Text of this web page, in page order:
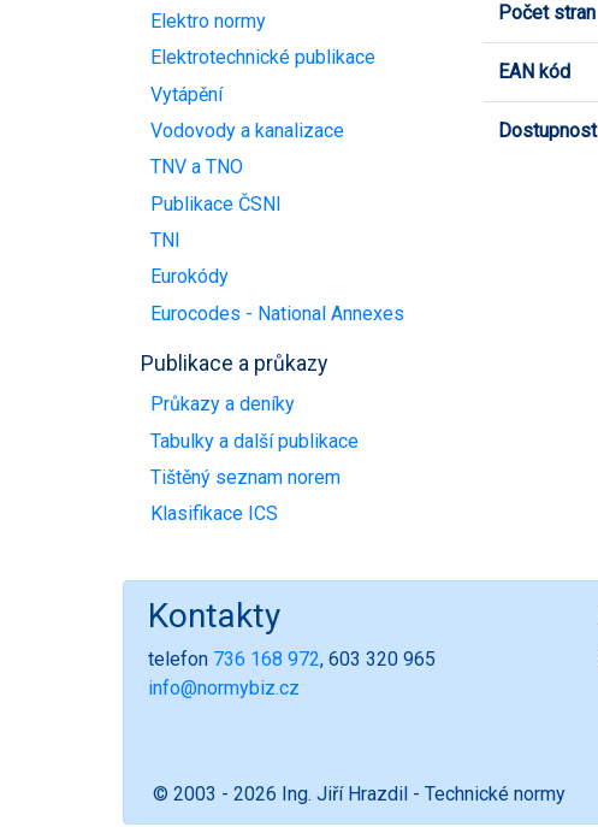
Elektro normy
Elektrotechnické publikace
Vytápění
Vodovody a kanalizace
TNV a TNO
Publikace ČSNI
TNI
Eurokódy
Eurocodes - National Annexes
Publikace a průkazy
Průkazy a deníky
Tabulky a další publikace
Tištěný seznam norem
Klasifikace ICS
Počet stran
EAN kód
Dostupnost
Kontakty
telefon 736 168 972, 603 320 965
info@normybiz.cz
© 2003 - 2026 Ing. Jiří Hrazdil - Technické normy